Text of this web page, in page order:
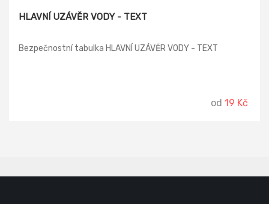
HLAVNÍ UZÁVĚR VODY - TEXT
Bezpečnostní tabulka HLAVNÍ UZÁVĚR VODY - TEXT
od 19 Kč